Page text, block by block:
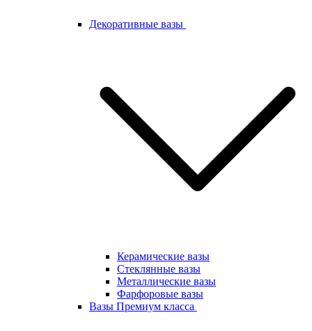
Декоративные вазы
Керамические вазы
Стеклянные вазы
Металлические вазы
Фарфоровые вазы
Вазы Премиум класса